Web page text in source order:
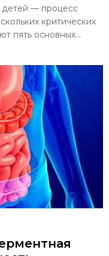
— процесс
критических
пять основных...